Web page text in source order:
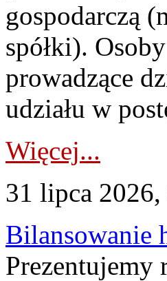
gospodarczą
spółki).
prowadzące
udziału w
Więcej...
31 lipca
Bilansowanie
Prezentujemy